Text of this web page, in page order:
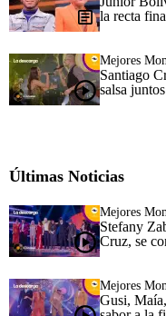
la recta
Mejores
Santiago
salsa
Últimas Noticias
Mejores
Stefany
Cruz, se
Mejores
Gusi,